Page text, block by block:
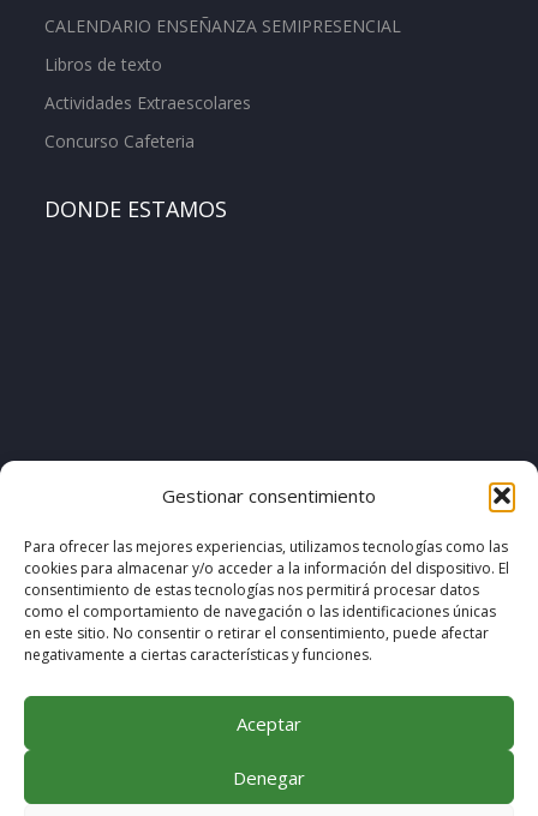
Gestionar consentimiento
Para ofrecer las mejores experiencias, utilizamos tecnologías como las
cookies para almacenar y/o acceder a la información del dispositivo. El
consentimiento de estas tecnologías nos permitirá procesar datos
como el comportamiento de navegación o las identificaciones únicas
en este sitio. No consentir o retirar el consentimiento, puede afectar
negativamente a ciertas características y funciones.
Aceptar
Denegar
CALENDARIO ENSEÑANZA SEMIPRESENCIAL
Libros de texto
Actividades Extraescolares
Concurso Cafeteria
DONDE ESTAMOS
© COPYRIGHT 2020. DISEÑO & DESARROLLO POR
MEGABIT COMUNICACIÓN